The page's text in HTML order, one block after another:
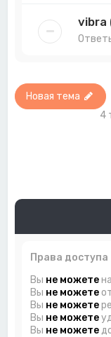
vibra
Новая тема
4
Права доступа
Вы не можете
Вы не можете
Вы не можете
Вы не можете
Вы не можете